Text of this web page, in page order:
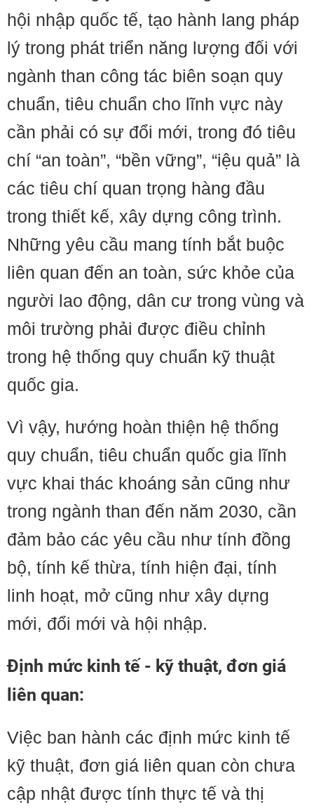
hội nhập quốc tế, tạo hành lang pháp
lý trong phát triển năng lượng đối với
ngành than công tác biên soạn quy
chuẩn, tiêu chuẩn cho lĩnh vực này
cần phải có sự đổi mới, trong đó tiêu
chí “an toàn”, “bền vững”, “iệu quả” là
các tiêu chí quan trọng hàng đầu
trong thiết kế, xây dựng công trình.
Những yêu cầu mang tính bắt buộc
liên quan đến an toàn, sức khỏe của
người lao động, dân cư trong vùng và
môi trường phải được điều chỉnh
trong hệ thống quy chuẩn kỹ thuật
quốc gia.
Vì vậy, hướng hoàn thiện hệ thống
quy chuẩn, tiêu chuẩn quốc gia lĩnh
vực khai thác khoáng sản cũng như
trong ngành than đến năm 2030, cần
đảm bảo các yêu cầu như tính đồng
bộ, tính kế thừa, tính hiện đại, tính
linh hoạt, mở cũng như xây dựng
mới, đổi mới và hội nhập.
Định mức kinh tế - kỹ thuật, đơn giá
liên quan:
Việc ban hành các định mức kinh tế
kỹ thuật, đơn giá liên quan còn chưa
cập nhật được tính thực tế và thị